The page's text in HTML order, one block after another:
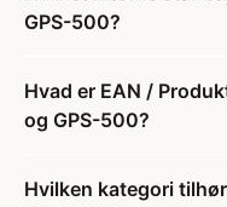
GPS-500?
Hvad er EAN /
og GPS-500?
Hvilken kategori